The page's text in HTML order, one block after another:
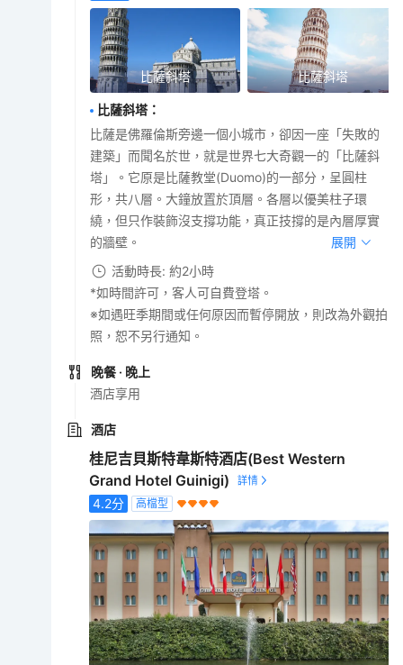
比薩斜塔 比薩斜塔
比薩斜塔 ：
比薩是佛羅倫斯旁邊一個小城市，卻因一座「失敗的
建築」而聞名於世，就是世界七大奇觀一的「比薩斜
塔」。它原是比薩教堂(Duomo)的一部分，呈圓柱
形，共八層。大鐘放置於頂層。各層以優美柱子環
繞，但只作裝飾沒支撐功能，真正技撐的是內層厚實
的牆壁。
展開
活動時長: 約2小時
*如時間許可，客人可自費登塔。
※如遇旺季期間或任何原因而暫停開放，則改為外觀拍
照，恕不另行通知。
晚餐 · 晚上
酒店享用
酒店
桂尼吉貝斯特韋斯特酒店(Best Western
Grand Hotel Guinigi)
4.2分 高檔型